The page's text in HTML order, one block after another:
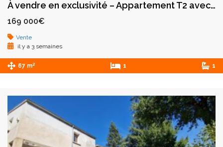
À vendre en exclusivité – Appartement T2 avec garage – Montbrison
169 000€
Vente
il y a 3 semaines
67 m2 1 1